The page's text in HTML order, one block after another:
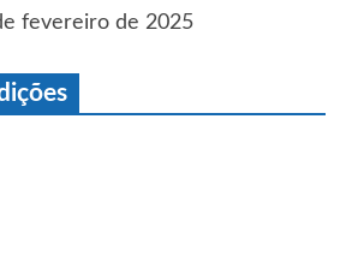
fevereiro de 2025